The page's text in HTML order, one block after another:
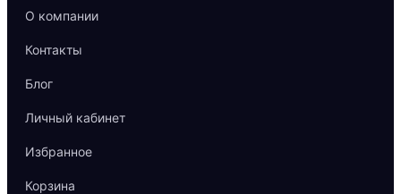
О компании
Контакты
Блог
Личный кабинет
Избранное
Корзина